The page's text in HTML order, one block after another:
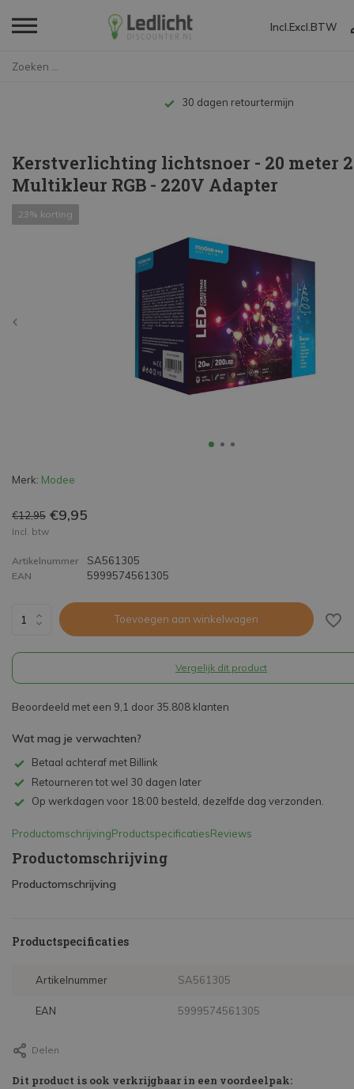
Incl. Excl. BTW
Tot 10 jaar garantie
Kerstverlichting lichtsnoer - 20 meter
Multikleur RGB - 220V Adapter
23% korting
Merk: Modee
€12,95 €9,95
Incl. btw
Artikelnummer SA561305
EAN 5999574561305
Toevoegen aan winkelwagen
Vergelijk dit product
Beoordeeld met een 9,1 door 35.808 klanten
Wat mag je verwachten?
Betaal achteraf met Billink
Retourneren tot wel 30 dagen later
Op werkdagen voor 18:00 besteld, dezelfde dag verzonden.
ProductomschrijvingProductspecificatiesReviews
Productomschrijving
Productomschrijving
Productspecificaties
Artikelnummer SA561305
EAN 5999574561305
Delen
Dit product is ook verkrijgbaar in een voordeelpak: